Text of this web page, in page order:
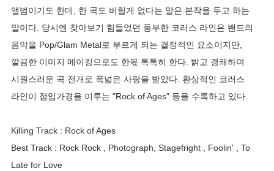
앨범이기도 한데, 한 곡도 버릴게 없다는 말은 본작을 두고 하는
말이다. 당시엔 찾아보기 힘들었던 풍부한 코러스 라인은 밴드의
음악을 Pop/Glam Metal로 부르게 되는 결정적인 요소이지만,
깔끔한 이미지 메이킹으로도 한몫 톡톡히 한다. 밝고 경쾌하며
시원스러운 곡 전개로 폭넓은 사랑을 받았다. 환상적인 코러스
라인이 점입가경을 이루는 "Rock of Ages" 등을 수록하고 있다.
Killing Track : Rock of Ages
Best Track : Rock Rock , Photograph, Stagefright , Foolin' , To
Late for Love